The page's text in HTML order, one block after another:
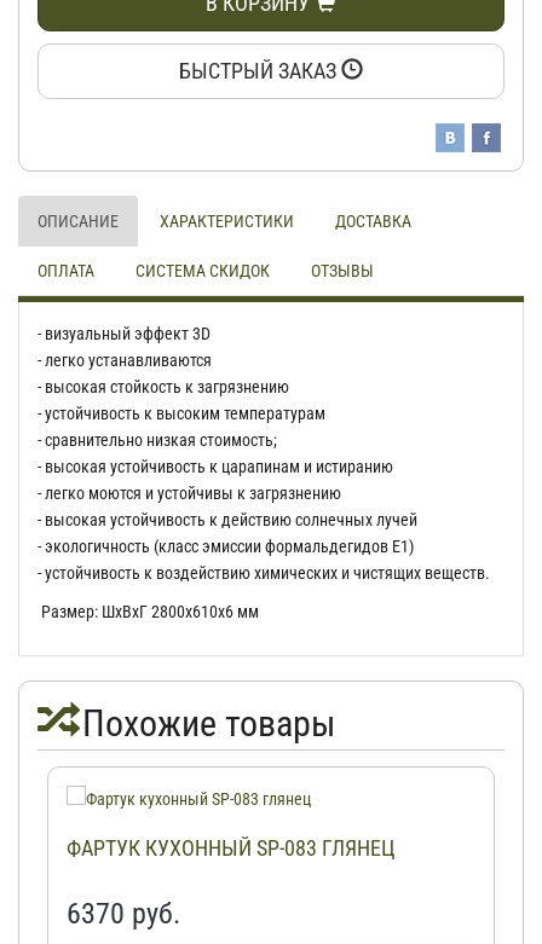
БЫСТРЫЙ ЗАКАЗ
ОПИСАНИЕ ХАРАКТЕРИСТИКИ ДОСТАВКА
ОПЛАТА СИСТЕМА СКИДОК ОТЗЫВЫ
- визуальный эффект 3D
- легко устанавливаются
- высокая стойкость к загрязнению
- устойчивость к высоким температурам
- сравнительно низкая стоимость;
- высокая устойчивость к царапинам и истиранию
- легко моются и устойчивы к загрязнению
- высокая устойчивость к действию солнечных лучей
- экологичность (класс эмиссии формальдегидов Е1)
- устойчивость к воздействию химических и чистящих веществ.
Размер: ШхВхГ 2800х610х6 мм
Похожие товары
ФАРТУК КУХОННЫЙ SP-083 ГЛЯНЕЦ
6370 руб.